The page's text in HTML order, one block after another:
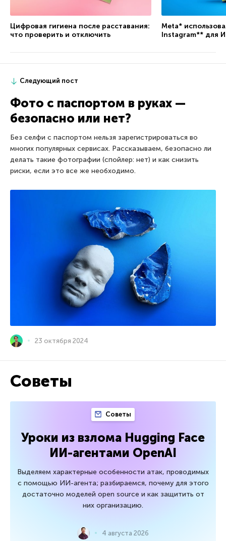
Цифровая гигиена после расставания:
что проверить и отключить
Meta*
Instagram** для
Следующий пост
Фото с паспортом в руках —
безопасно или нет?
Без селфи с паспортом нельзя зарегистрироваться во
многих популярных сервисах. Рассказываем, безопасно ли
делать такие фотографии (спойлер: нет) и как снизить
риски, если это все же необходимо.
23 октября 2024
Советы
Советы
Уроки из взлома Hugging Face
ИИ-агентами OpenAI
Выделяем характерные особенности атак, проводимых
с помощью ИИ-агента; разбираемся, почему для этого
достаточно моделей open source и как защитить от
них организацию.
4 августа 2026